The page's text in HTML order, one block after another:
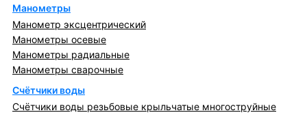
Манометры
Манометр эксцентрический
Манометры осевые
Манометры радиальные
Манометры сварочные
Счётчики воды
Счётчики воды резьбовые крыльчатые многоструйные